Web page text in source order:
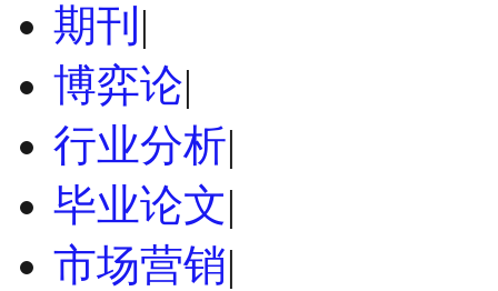
期刊 |
博弈论|
行业分析|
毕业论文|
市场营销|